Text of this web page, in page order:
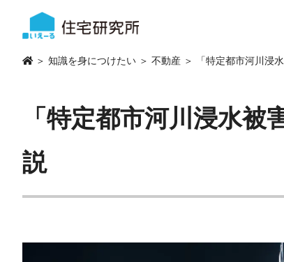
＞ 知識を身につけたい ＞ 不動産 ＞ 「特定都市河川浸
「特定都市河川浸水
説